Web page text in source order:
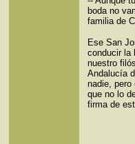
boda no
familia de
Ese San
conducir la
nuestro
Andalucía
nadie, pero
que no lo
firma de